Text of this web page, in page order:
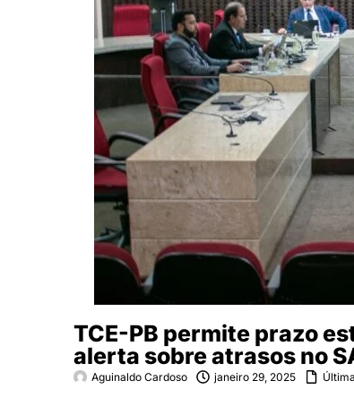
TCE-PB permite prazo
alerta sobre atrasos no
Aguinaldo Cardoso janeiro 29, 2025